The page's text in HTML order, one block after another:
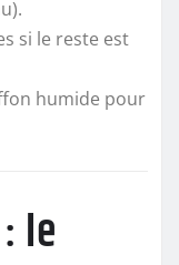
si le reste est
humide pour
le